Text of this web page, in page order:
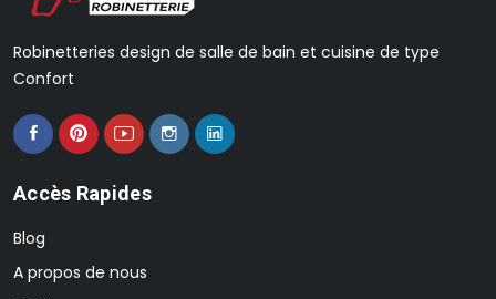
Robinetteries design de salle de bain et cuisine de type
Confort
Accès Rapides
Blog
A propos de nous